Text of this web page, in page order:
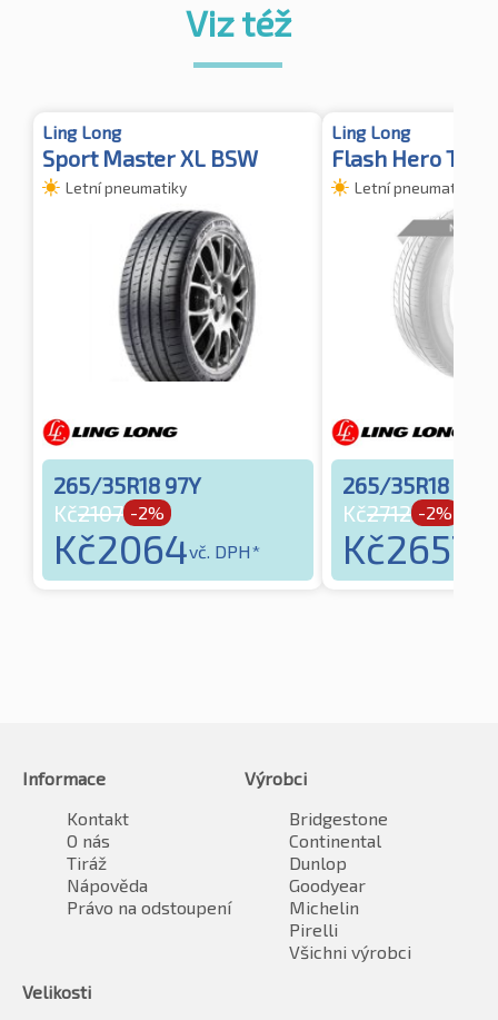
Viz též
Ling Long
Sport Master XL BSW
Letní pneumatiky
265/35R18 97Y
Kč2107 -2%
Kč2064vč. DPH*
Ling Long
Flash Hero TL
Letní pneumatiky
265/35R18 93W
Kč2712 -2%
Kč2657
Informace
Kontakt
O nás
Tiráž
Nápověda
Právo na odstoupení
Výrobci
Bridgestone
Continental
Dunlop
Goodyear
Michelin
Pirelli
Všichni výrobci
Velikosti